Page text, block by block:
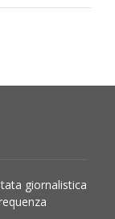
giornalistica